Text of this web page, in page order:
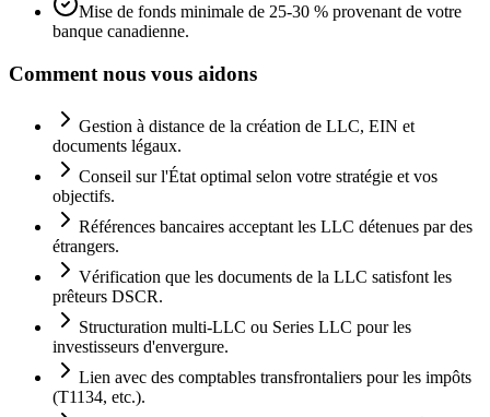
Mise de fonds minimale de 25-30 % provenant de votre
banque canadienne.
Comment nous vous aidons
Gestion à distance de la création de LLC, EIN et
documents légaux.
Conseil sur l'État optimal selon votre stratégie et vos
objectifs.
Références bancaires acceptant les LLC détenues par des
étrangers.
Vérification que les documents de la LLC satisfont les
prêteurs DSCR.
Structuration multi-LLC ou Series LLC pour les
investisseurs d'envergure.
Lien avec des comptables transfrontaliers pour les impôts
(T1134, etc.).